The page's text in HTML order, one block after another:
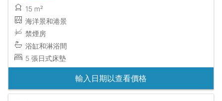
15 m²
海洋景和港景
禁煙房
浴缸和淋浴間
5 張日式床墊
輸入日期以查看價格